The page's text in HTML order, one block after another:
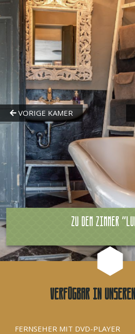
Zu dem zimmer
Verfügbar in
FERNSEHER MIT DVD-PLAYER